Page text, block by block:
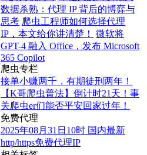
数据杀熟：代理 IP 背后的博弈与
思考 爬虫工程师如何选择代理
IP，本文给你讲清楚！
微软将
GPT-4 融入 Office，发布 Microsoft
365 Copilot
爬虫专栏
接单小赚两千，有期徒刑两年！
【K哥爬虫普法】倒计时21天！事
关爬虫er们能否平安回家过年！
免费代理
2025年08月31日10时 国内最新
http/https免费代理IP